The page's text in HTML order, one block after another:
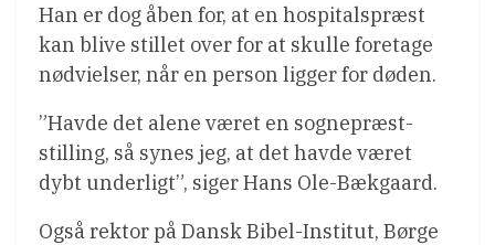
Han er dog åben for, at en hospitalspræst
kan blive stillet over for at skulle foretage
nødvielser, når en person ligger for døden.
”Havde det alene været en sognepræst-
stilling, så synes jeg, at det havde været
dybt underligt”, siger Hans Ole-Bækgaard.
Også rektor på Dansk Bibel-Institut, Børge